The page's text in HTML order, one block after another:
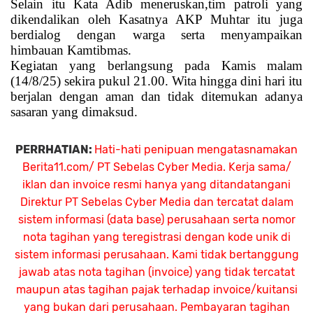
Selain itu Kata Adib meneruskan,tim patroli yang
dikendalikan oleh Kasatnya AKP Muhtar itu juga
berdialog dengan warga serta menyampaikan
himbauan Kamtibmas.
Kegiatan yang berlangsung pada Kamis malam
(14/8/25) sekira pukul 21.00. Wita hingga dini hari itu
berjalan dengan aman dan tidak ditemukan adanya
sasaran yang dimaksud.
PERRHATIAN: Hati-hati penipuan mengatasnamakan
Berita11.com/ PT Sebelas Cyber Media. Kerja sama/
iklan dan invoice resmi hanya yang ditandatangani
Direktur PT Sebelas Cyber Media dan tercatat dalam
sistem informasi (data base) perusahaan serta nomor
nota tagihan yang teregistrasi dengan kode unik di
sistem informasi perusahaan. Kami tidak bertanggung
jawab atas nota tagihan (invoice) yang tidak tercatat
maupun atas tagihan pajak terhadap invoice/kuitansi
yang bukan dari perusahaan. Pembayaran tagihan